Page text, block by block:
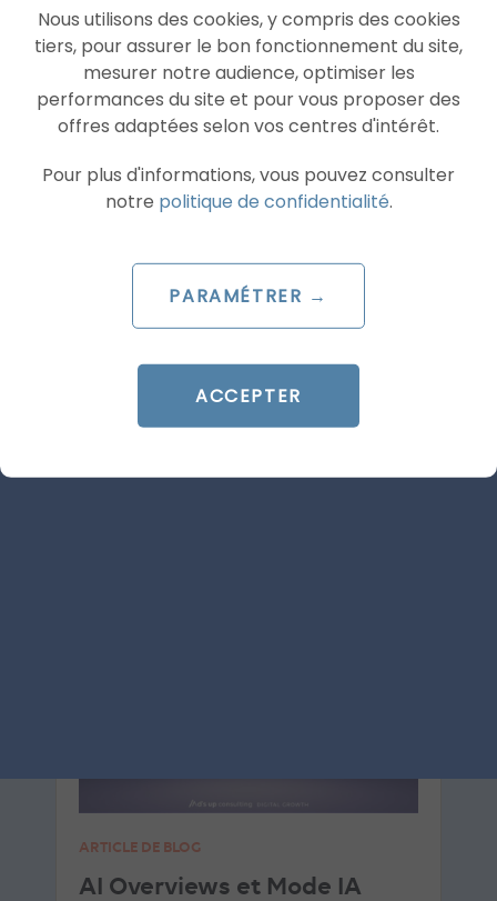
Video campaign groups :
Google Ads coordonne reach
Le 16 juillet 2026
Guillaume
ARTICLE DE BLOG
AI Overviews et Mode IA
Nous utilisons des cookies, y compris des cookies
tiers, pour assurer le bon fonctionnement du site,
mesurer notre audience, optimiser les
performances du site et pour vous proposer des
offres adaptées selon vos centres d'intérêt.
Pour plus d'informations, vous pouvez consulter
notre politique de confidentialité.
PARAMÉTRER →
ACCEPTER